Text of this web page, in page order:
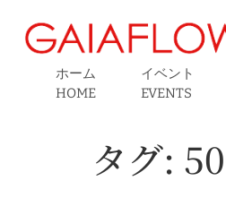
ホーム
HOME
イベント
EVENTS
タグ: